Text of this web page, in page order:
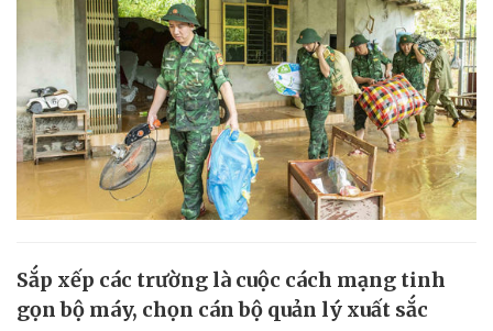
Sắp xếp các trường là cuộc cách mạng tinh
gọn bộ máy, chọn cán bộ quản lý xuất sắc